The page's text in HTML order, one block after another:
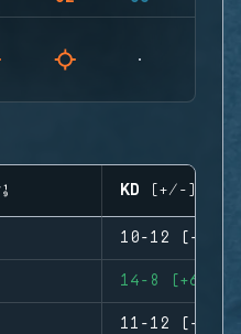
KD (+/-)
10-12 (-2)
14-8 (+6)
11-12 (-1)